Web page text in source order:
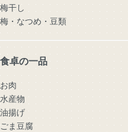
梅干し
梅・なつめ・豆類
食卓の一品
お肉
水産物
油揚げ
ごま豆腐